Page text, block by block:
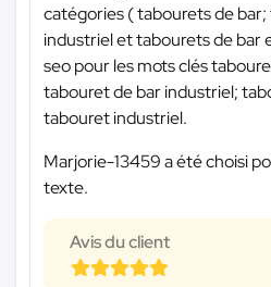
catégories ( tabourets de
industriel et tabourets de bar
seo pour les mots clés
tabouret de bar industriel;
tabouret industriel.
Marjorie-13459 a été choisi
texte.
Avis du client